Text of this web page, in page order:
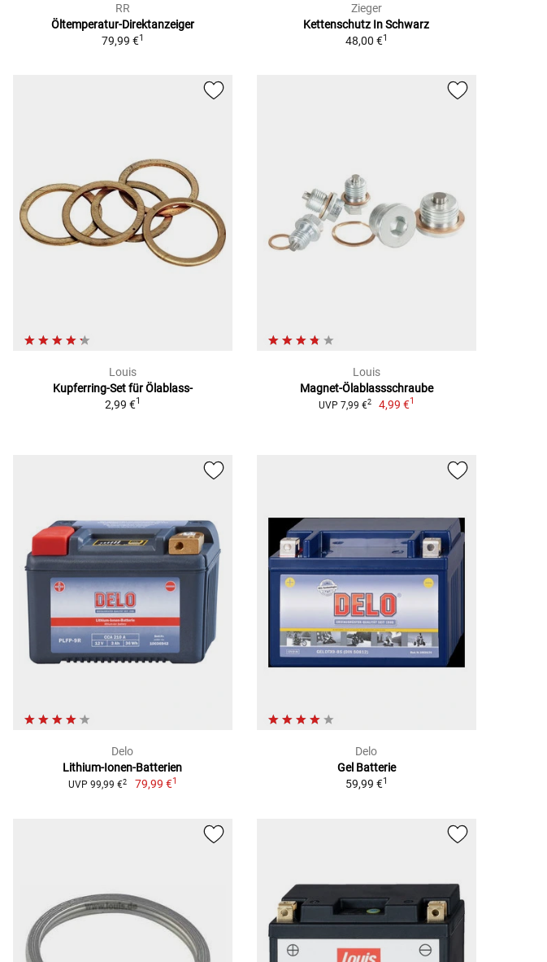
RR
Öltemperatur-Direktanzeiger
79,99 €1
Zieger
Kettenschutz In Schwarz
48,00 €1
Louis
Kupferring-Set für Ölablass-
2,99 €1
Louis
Magnet-Ölablassschraube
UVP 7,99 €2 4,99 €1
Delo
Lithium-Ionen-Batterien
UVP 99,99 €2 79,99 €1
Delo
Gel Batterie
59,99 €1